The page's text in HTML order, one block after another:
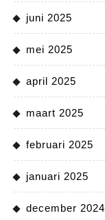
juni 2025
mei 2025
april 2025
maart 2025
februari 2025
januari 2025
december 2024